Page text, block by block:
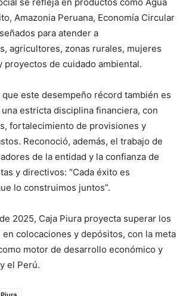
Amazonia Peruana, Economía Circular
para atender a
agricultores, zonas rurales, mujeres
proyectos de cuidado ambiental.
este desempeño récord también es
estricta disciplina financiera, con
fortalecimiento de provisiones y
Reconoció, además, el trabajo de
de la entidad y la confianza de
y directivos: “Cada éxito es
lo construimos juntos”.
2025, Caja Piura proyecta superar los
en colocaciones y depósitos, con la meta
motor de desarrollo económico y
el Perú.